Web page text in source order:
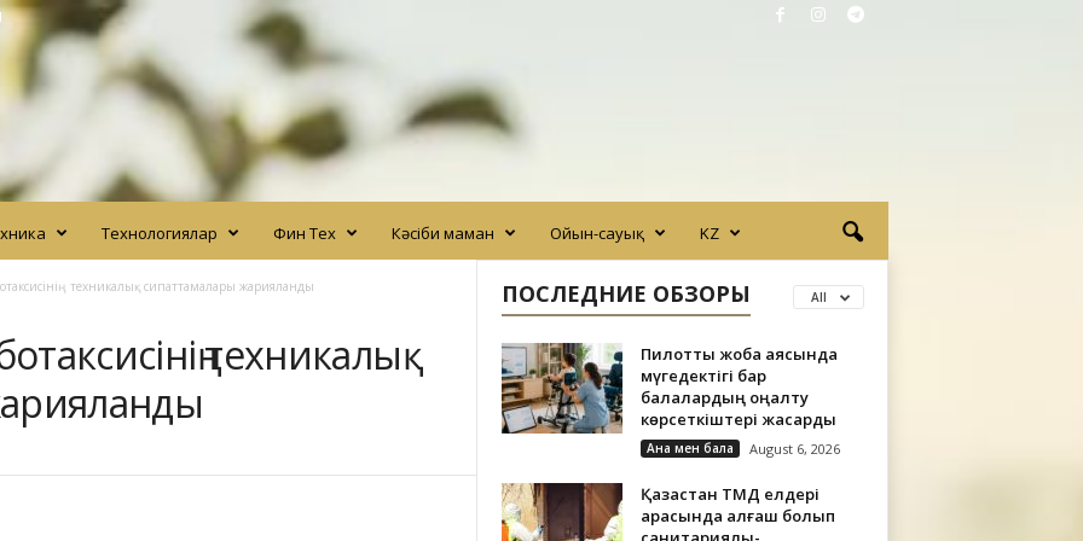
Технологиялар Фин Тех Кәсіби маман Ойын-сауық KZ
техникалық сипаттамалары жарияланды
техникалық
ПОСЛЕДНИЕ ОБЗОРЫ All
Пилоттық жоба аясында
мүгедектігі бар
балалардың оңалту
көрсеткіштері жақсарды
Ана мен бала August 6, 2026
Қазақстан ТМД елдері
арасында алғаш болып